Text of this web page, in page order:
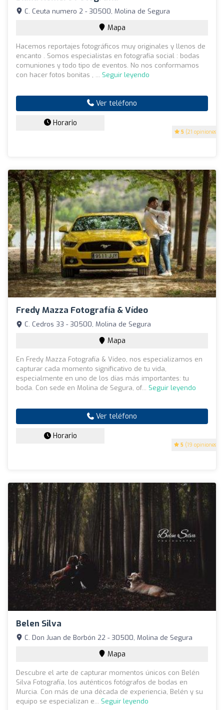
5 (21 opiniones)
C. Ceuta numero 2 - 30500, Molina de Segura
Mapa
Hacemos reportajes fotográficos muy originales y llenos de
encanto . Somos especialistas en fotografía social : bodas
comuniones y todo tipo de eventos. No nos conformamos
con hacer fotos bonitas , ... Seguir leyendo
Ver teléfono
Horario
Fredy Mazza Fotografía & Vídeo
5 (19 opiniones)
C. Cedros 33 - 30500, Molina de Segura
Mapa
En Fredy Mazza Fotografía & Vídeo, nos especializamos en
capturar cada momento significativo de tu vida,
especialmente en uno de los días más importantes: tu
boda. Con sede en Molina de Segura, of... Seguir leyendo
Ver teléfono
Horario
Belen Silva
C. Don Juan de Borbón 22 - 30500, Molina de Segura
Mapa
Descubre el arte de capturar momentos únicos con Belén
Silva Fotografía, los auténticos fotógrafos de bodas en
Murcia. Con más de una década de experiencia, Belén y su
equipo se especializan e... Seguir leyendo